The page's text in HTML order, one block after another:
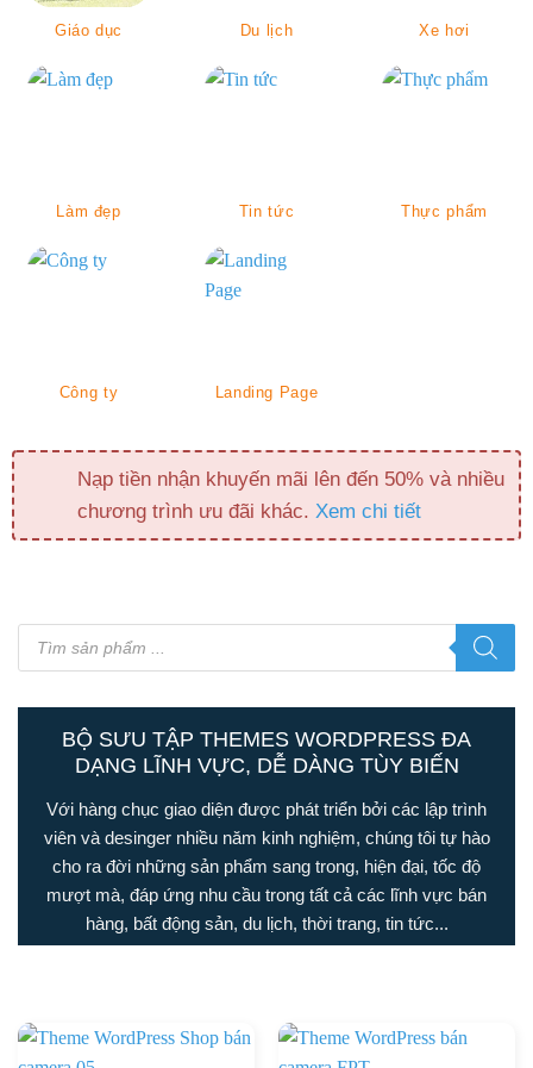
Giáo dục Du lịch Xe hơi
Làm đẹp Tin tức Thực phẩm
Công ty Landing Page
Nạp tiền nhận khuyến mãi lên đến 50% và nhiều
chương trình ưu đãi khác. Xem chi tiết
Tìm
kiếm
sản
BỘ SƯU TẬP THEMES WORDPRESS ĐA
DẠNG LĨNH VỰC, DỄ DÀNG TÙY BIẾN
Với hàng chục giao diện được phát triển bởi các lập trình
viên và desinger nhiều năm kinh nghiệm, chúng tôi tự hào
cho ra đời những sản phẩm sang trong, hiện đại, tốc độ
mượt mà, đáp ứng nhu cầu trong tất cả các lĩnh vực bán
hàng, bất động sản, du lịch, thời trang, tin tức...